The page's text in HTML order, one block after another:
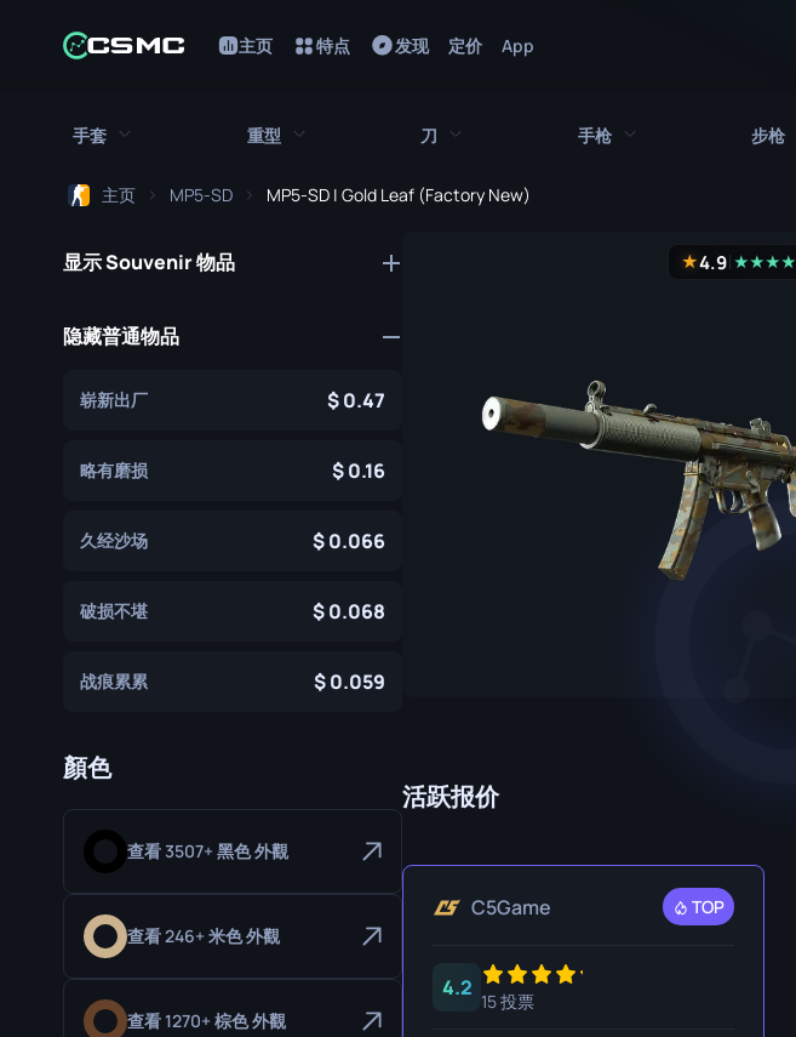
主页 特点 发现 定价 App
手套
猎犬手套
折断的牙齿手套
九头蛇手套
运动手套
重型
锯短型霰弹枪
刀
经典刀
折刀
伞绳刀
骷髅刀
手枪
CZ75 自动
Five-SeveN
Glock-18
P2000
P250
步枪
主页 MP5-SD MP5-SD | Gold Leaf (Factory New)
显示 Souvenir 物品
隐藏普通物品
崭新出厂 0.47
略有磨损 0.16
久经沙场 0.066
破损不堪 0.068
战痕累累 0.059
顏色
查看 3507+ 黑色 外觀
查看 246+ 米色 外觀
查看 1270+ 棕色 外觀
★4.9 ★★★★
活跃报价
C5Game TOP
4.2
15 投票